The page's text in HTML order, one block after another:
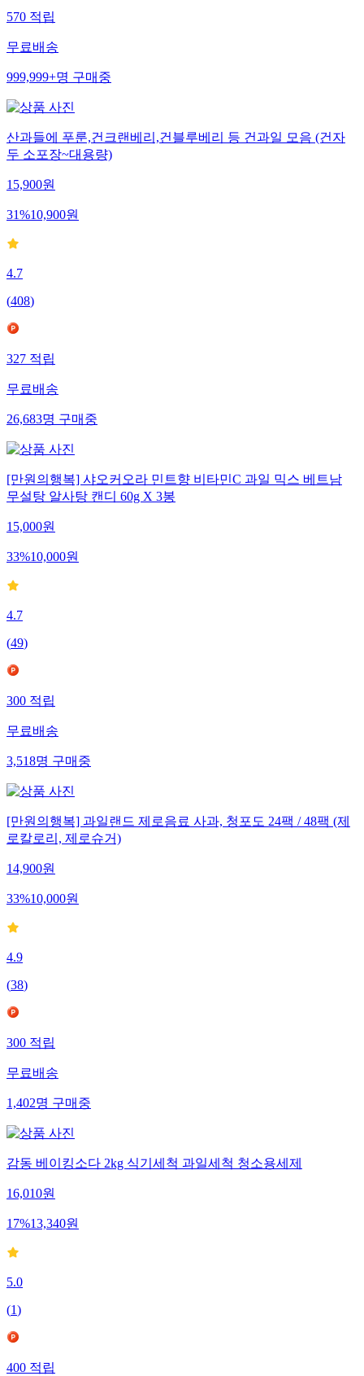
570 적립
무료배송
999,999+명 구매중
산과들에 푸룬,건크랜베리,건블루베리 등 건과일 모음 (건자
두 소포장~대용량)
15,900원
31%10,900원
4.7
(408)
327 적립
무료배송
26,683명 구매중
[만원의행복] 샤오커오라 민트향 비타민C 과일 믹스 베트남
무설탕 알사탕 캔디 60g X 3봉
15,000원
33%10,000원
4.7
(49)
300 적립
무료배송
3,518명 구매중
[만원의행복] 과일랜드 제로음료 사과, 청포도 24팩 / 48팩 (제
로칼로리, 제로슈거)
14,900원
33%10,000원
4.9
(38)
300 적립
무료배송
1,402명 구매중
감동 베이킹소다 2kg 식기세척 과일세척 청소용세제
16,010원
17%13,340원
5.0
(1)
400 적립